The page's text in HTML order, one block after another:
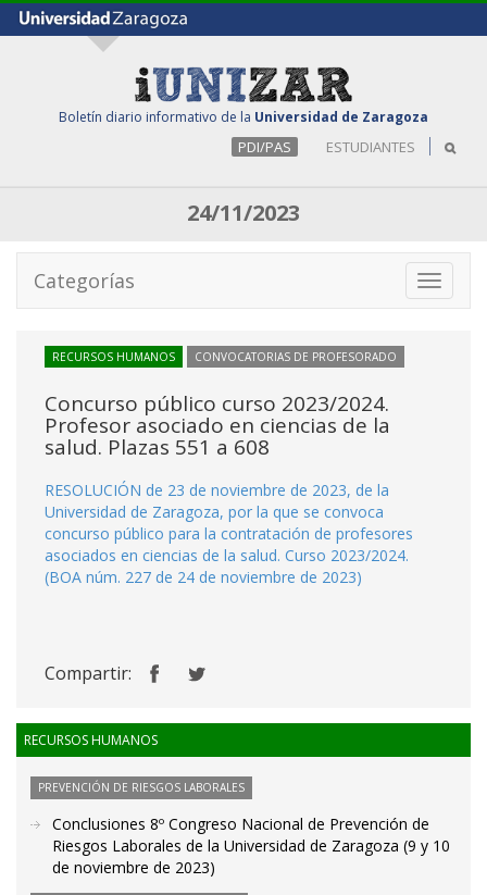
Boletín diario informativo de la Universidad de Zaragoza
PDI/PAS ESTUDIANTES
24/11/2023
Toggle
Categorías
RECURSOS HUMANOS CONVOCATORIAS DE PROFESORADO
Concurso público curso 2023/2024.
Profesor asociado en ciencias de la
salud. Plazas 551 a 608
RESOLUCIÓN de 23 de noviembre de 2023, de la
Universidad de Zaragoza, por la que se convoca
concurso público para la contratación de profesores
asociados en ciencias de la salud. Curso 2023/2024.
(BOA núm. 227 de 24 de noviembre de 2023)
Compartir:
RECURSOS HUMANOS
PREVENCIÓN DE RIESGOS LABORALES
Conclusiones 8º Congreso Nacional de Prevención de
Riesgos Laborales de la Universidad de Zaragoza (9 y 10
de noviembre de 2023)